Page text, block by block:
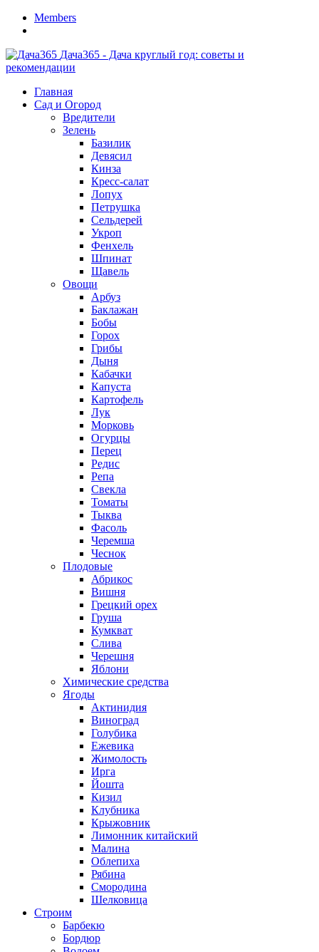
Members
Дача365 - Дача круглый год: советы и
рекомендации
Главная
Сад и Огород
Вредители
Зелень
Базилик
Девясил
Кинза
Кресс-салат
Лопух
Петрушка
Сельдерей
Укроп
Фенхель
Шпинат
Щавель
Овощи
Арбуз
Баклажан
Бобы
Горох
Грибы
Дыня
Кабачки
Капуста
Картофель
Лук
Морковь
Огурцы
Перец
Редис
Репа
Свекла
Томаты
Тыква
Фасоль
Черемша
Чеснок
Плодовые
Абрикос
Вишня
Грецкий орех
Груша
Кумкват
Слива
Черешня
Яблони
Химические средства
Ягоды
Актинидия
Виноград
Голубика
Ежевика
Жимолость
Ирга
Йошта
Кизил
Клубника
Крыжовник
Лимонник китайский
Малина
Облепиха
Рябина
Смородина
Шелковица
Строим
Барбекю
Бордюр